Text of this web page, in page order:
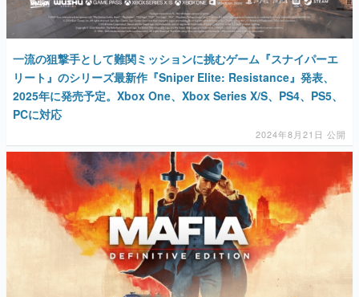
一流の狙撃手として難関ミッションに挑むゲーム『スナイパーエ
リート』のシリーズ最新作『Sniper Elite: Resistance』発表、
2025年に発売予定。Xbox One、Xbox Series X/S、PS4、PS5、
PCに対応
2024年8月21日 公開